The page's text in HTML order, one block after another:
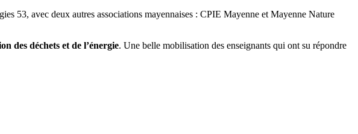
53, avec deux autres associations mayennaises : CPIE Mayenne et Mayenne Nature
des déchets et de l’énergie. Une belle mobilisation des enseignants qui ont su répondre